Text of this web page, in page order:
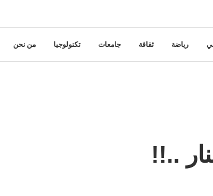
رياضة ثقافة جامعات تكنولوجيا من نحن